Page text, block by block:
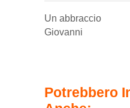
Un abbraccio
Giovanni
Potrebbero